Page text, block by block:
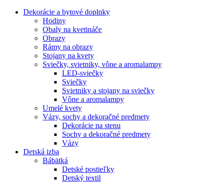
Dekorácie a bytové doplnky
Hodiny
Obaly na kvetináče
Obrazy
Rámy na obrazy
Stojany na kvety
Sviečky, svietniky, vône a aromalampy
LED-sviečky
Sviečky
Svietniky a stojany na sviečky
Vône a aromalampy
Umelé kvety
Vázy, sochy a dekoračné predmety
Dekorácie na stenu
Sochy a dekoračné predmety
Vázy
Detská izba
Bábätká
Detské postieľky
Detský textil